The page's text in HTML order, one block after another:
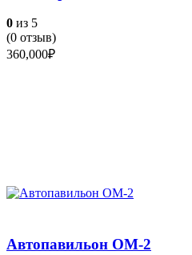
0 из 5
(0 отзыв)
360,000₽
Автопавильон ОМ-2